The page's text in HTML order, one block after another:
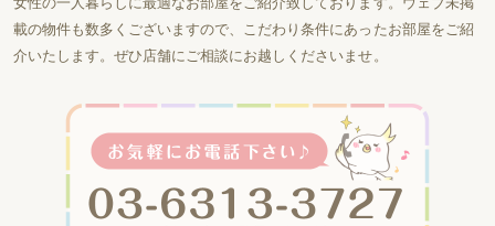
載の物件も数多くございますので、こだわり条件にあったお部屋をご紹
介いたします。ぜひ店舗にご相談にお越しくださいませ。